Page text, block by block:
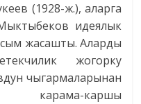
(1928-ж.), аларга
идеялык
жасашты. Аларды
жогорку
чыгармаларынан
карама-каршы